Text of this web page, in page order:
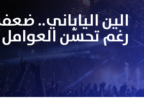
الين الياباني..
رغم تحسّن العوامل